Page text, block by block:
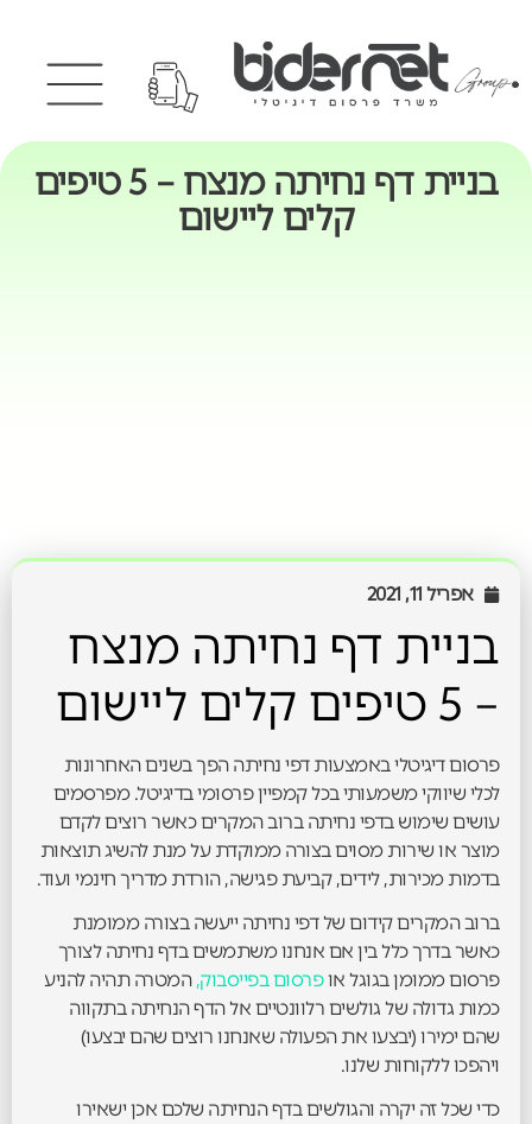
בניית דף נחיתה מנצח – 5 טיפים
קלים ליישום
אפריל 11, 2021
בניית דף נחיתה מנצח
– 5 טיפים קלים ליישום
פרסום דיגיטלי באמצעות דפי נחיתה הפך בשנים האחרונות
לכלי שיווקי משמעותי בכל קמפיין פרסומי בדיגיטל. מפרסמים
עושים שימוש בדפי נחיתה ברוב המקרים כאשר רוצים לקדם
מוצר או שירות מסוים בצורה ממוקדת על מנת להשיג תוצאות
בדמות מכירות, לידים, קביעת פגישה, הורדת מדריך חינמי ועוד.
ברוב המקרים קידום של דפי נחיתה ייעשה בצורה ממומנת
כאשר בדרך כלל בין אם אנחנו משתמשים בדף נחיתה לצורך
פרסום ממומן בגוגל אופרסום בפייסבוק,המטרה תהיה להניע
כמות גדולה של גולשים רלוונטיים אל הדף הנחיתה בתקווה
שהם ימירו (יבצעו את הפעולה שאנחנו רוצים שהם יבצעו)
ויהפכו ללקוחות שלנו.
כדי שכל זה יקרה והגולשים בדף הנחיתה שלכם אכן ישאירו